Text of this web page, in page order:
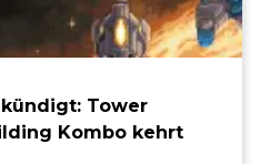
Tower
Kombo kehrt